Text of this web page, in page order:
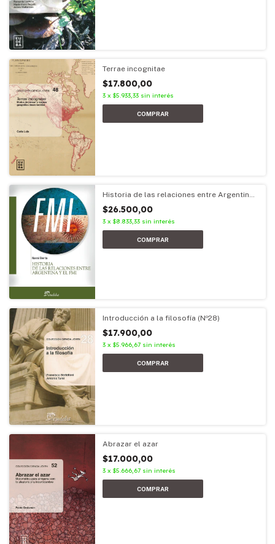
Terrae incognitae
$17.800,00
3 x $5.933,33 sin interés
Historia de las relaciones entre Argentina
$26.500,00
3 x $8.833,33 sin interés
Introducción a la filosofía (Nº28)
$17.900,00
3 x $5.966,67 sin interés
Abrazar el azar
$17.000,00
3 x $5.666,67 sin interés